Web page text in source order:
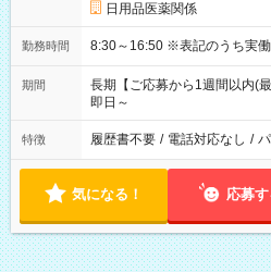
日用品医薬関係
勤務時間 8:30～16:50 ※表記のう
期間
長期【ご応募から1週間以内(
即日～
特徴 履歴書不要 / 電話対応なし /
気になる！ 応募す